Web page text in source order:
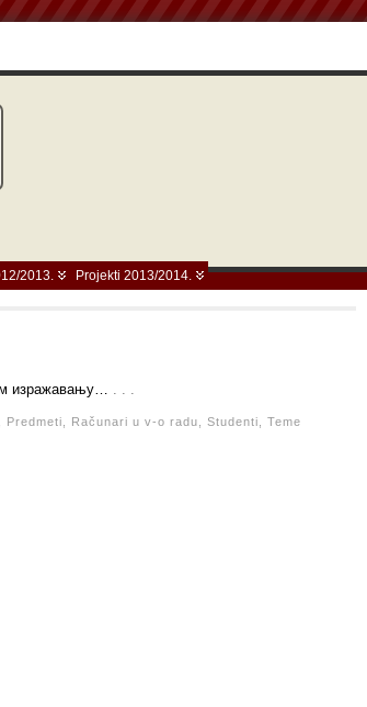
2013. Projekti 2013/2014.
изражавању… . . .
Predmeti, Računari u v-o radu, Studenti, Teme